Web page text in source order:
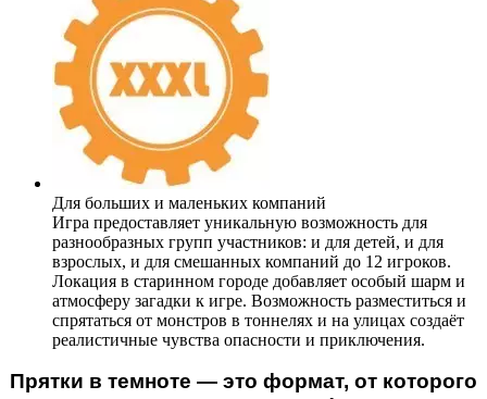
Для больших и маленьких компаний
Игра предоставляет уникальную возможность для
разнообразных групп участников: и для детей, и для
взрослых, и для смешанных компаний до 12 игроков.
Локация в старинном городе добавляет особый шарм и
атмосферу загадки к игре. Возможность разместиться и
спрятаться от монстров в тоннелях и на улицах создаёт
реалистичные чувства опасности и приключения.
Прятки в темноте — это формат, от которого